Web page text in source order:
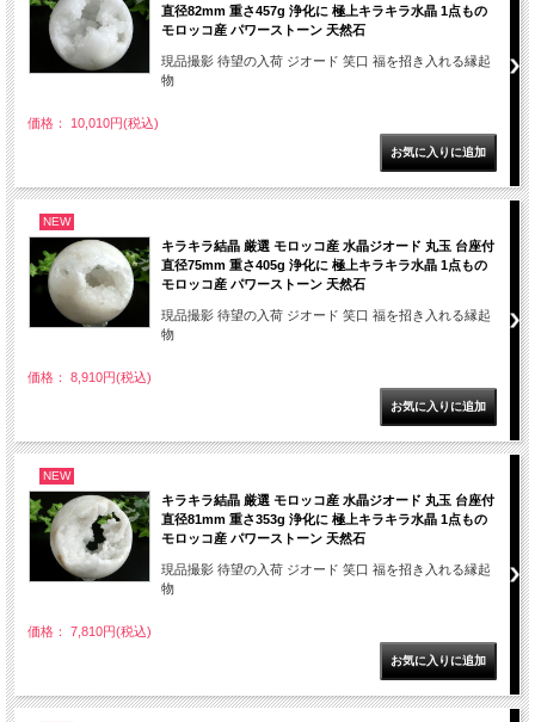
直径82mm 重さ457g 浄化に 極上キラキラ水晶 1点もの
モロッコ産 パワーストーン 天然石
現品撮影 待望の入荷 ジオード 笑口 福を招き入れる縁起
物
価格： 10,010円(税込)
NEW
キラキラ結晶 厳選 モロッコ産 水晶ジオード 丸玉 台座付
直径75mm 重さ405g 浄化に 極上キラキラ水晶 1点もの
モロッコ産 パワーストーン 天然石
現品撮影 待望の入荷 ジオード 笑口 福を招き入れる縁起
物
価格： 8,910円(税込)
NEW
キラキラ結晶 厳選 モロッコ産 水晶ジオード 丸玉 台座付
直径81mm 重さ353g 浄化に 極上キラキラ水晶 1点もの
モロッコ産 パワーストーン 天然石
現品撮影 待望の入荷 ジオード 笑口 福を招き入れる縁起
物
価格： 7,810円(税込)